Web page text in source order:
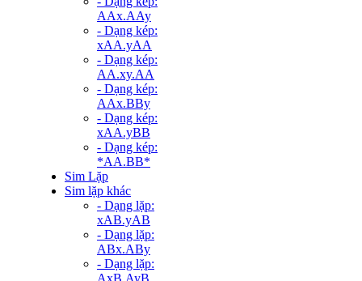
AAx.AAy
- Dạng kép:
xAA.yAA
- Dạng kép:
AA.xy.AA
- Dạng kép:
AAx.BBy
- Dạng kép:
xAA.yBB
- Dạng kép:
*AA.BB*
Sim Lặp
Sim lặp khác
- Dạng lặp:
xAB.yAB
- Dạng lặp:
ABx.ABy
- Dạng lặp:
AxB.AyB